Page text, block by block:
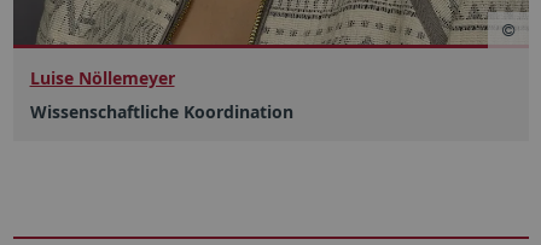
Luise Nöllemeyer
Wissenschaftliche Koordination